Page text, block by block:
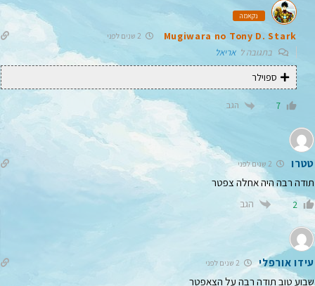
נקאמה
Mugiwara no Tony D. Stark
בתגובה לאריאל
ספוילר
7 הגב
טטרו
תודה רבה היה אחלה צפטר
2 הגב
עידו אורפלי
שבוע טוב תודה רבה על הצאפטר